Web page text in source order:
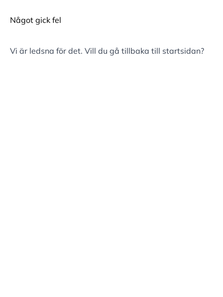
Något gick fel
Vi är ledsna för det. Vill du gå tillbaka till startsidan?